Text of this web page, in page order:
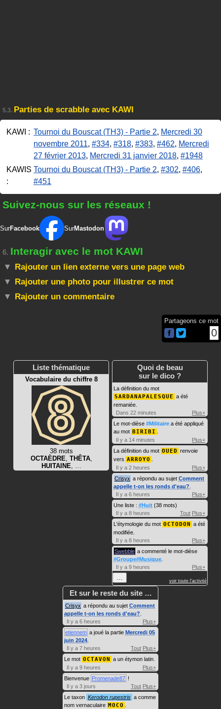
5.3. Parties de scrabble avec KAWI
KAWI : Tournoi du Bouscat (TH3) - Partie 2, Mercredi 30
novembre 2011, #334, #318, #383, #462, Mercredi
27 février 2013, Mercredi 31 janvier 2018, #1948
KAWIS
:
Tournoi du Bouscat (TH3) - Partie 2, #302, #406,
#451
Suivez-nous sur les réseaux !
SurFacebook SurMastodon
6. Interagir avec le mot KAWI
Rajouter un lien externe vers une page web
Rajouter une photo pour illustrer ce mot
Rajouter un commentaire
Partageons ce mot
0
Liste thématique
Vocabulaire du chiffre 8
38 mots
OCTAÈDRE, THÊTA,
HUITAINE, …
Quoi de beau
sur le dico ?
La définition du mot
SARDANAPALESQUE a été
remaniée.
Dans 22 minutes
Plus+
Le mot-dièse #Militaire a été appliqué
au mot BIRIBI
Il y a 14 minutes
Plus+
La définition du mot OUED renvoie
vers ARROYO
Il y a 2 heures
Plus+
Crisyx a répondu au sujet Comment
appelle t-on les ronds d'eau?
Il y a 6 heures
Plus+
Une liste : #Huit (38 mots)
Il y a 8 heures
Tout Plus+
L'étymologie du mot OCTODON a été
modifiée.
Il y a 8 heures
Plus+
Swebble a commenté le mot-dièse
#Groupe#Musique
Il y a 9 heures
Plus+
… voir toute l'activité
Et sur le reste du site …
Crisyx a répondu au sujet Comment
appelle t-on les ronds d'eau?
Il y a 6 heures
Plus+
etiennem a joué la partie Mercredi 05
juin 2024
Il y a 7 heures
Tout Plus+
Le mot OCTAVON a un étymon latin.
Il y a 9 heures
Plus+
Bienvenue Promenade87 !
Il y a 3 jours
Tout Plus+
Le taxon Kerodon rupestris a comme
nom vernaculaire MOCO